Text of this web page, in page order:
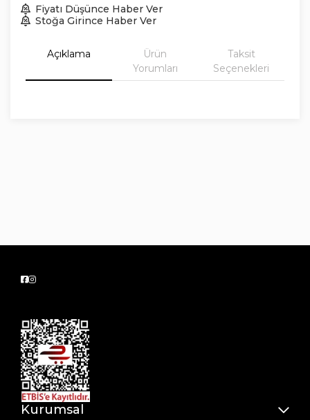
Fiyatı Düşünce Haber Ver
Stoğa Girince Haber Ver
Açıklama
Ürün
Yorumları
Taksit
Seçenekleri
Kurumsal